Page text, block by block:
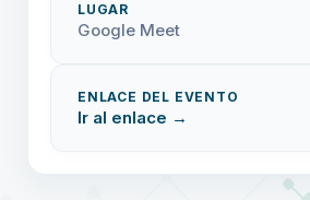
LUGAR
Google Meet
ENLACE DEL EVENTO
Ir al enlace →